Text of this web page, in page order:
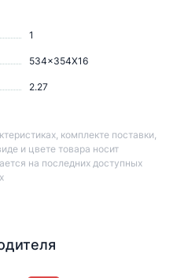
1
534x354X16
2.27
комплекте поставки,
и цвете товара носит
на последних доступных